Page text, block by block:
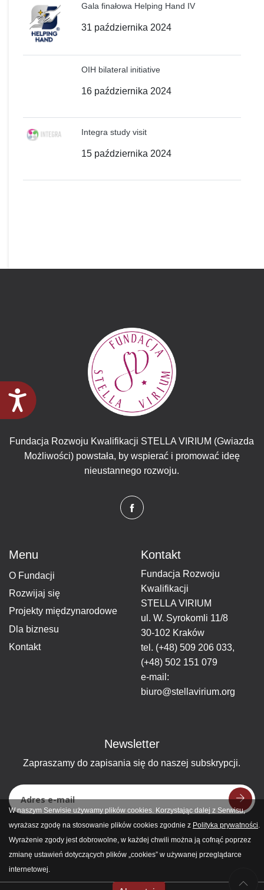
Dostępność
Gala finałowa Helping Hand IV
31 października 2024
OIH bilateral initiative
16 października 2024
Integra study visit
15 października 2024
Fundacja Rozwoju Kwalifikacji STELLA VIRIUM (Gwiazda
Możliwości) powstała, by wspierać i promować ideę
nieustannego rozwoju.
Menu
O Fundacji
Rozwijaj się
Projekty międzynarodowe
Dla biznesu
Kontakt
Kontakt
Fundacja Rozwoju
Kwalifikacji
STELLA VIRIUM
ul. W. Syrokomli 11/8
30-102 Kraków
tel. (+48) 509 206 033,
(+48) 502 151 079
e-mail:
biuro@stellavirium.org
Newsletter
Zapraszamy do zapisania się do naszej subskrypcji.
W naszym Serwisie używamy plików cookies. Korzystając dalej z Serwisu,
wyrażasz zgodę na stosowanie plików cookies zgodnie z Polityka prywatności.
Wyrażenie zgody jest dobrowolne, w każdej chwili można ją cofnąć poprzez
zmianę ustawień dotyczących plików „cookies” w używanej przeglądarce
internetowej.